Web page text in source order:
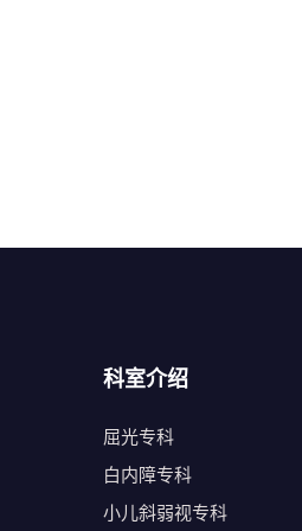
科室介绍
屈光专科
白内障专科
小儿斜弱视专科